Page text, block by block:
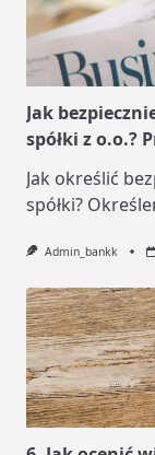
Jak
spółki z o.o.?
Jak określić
spółki?
Admin_bankk